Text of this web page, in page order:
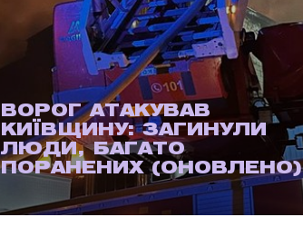
ВОРОГ АТАКУВАВ
КИЇВЩИНУ: ЗАГИНУЛИ
ЛЮДИ, БАГАТО
ПОРАНЕНИХ (ОНОВЛЕНО)